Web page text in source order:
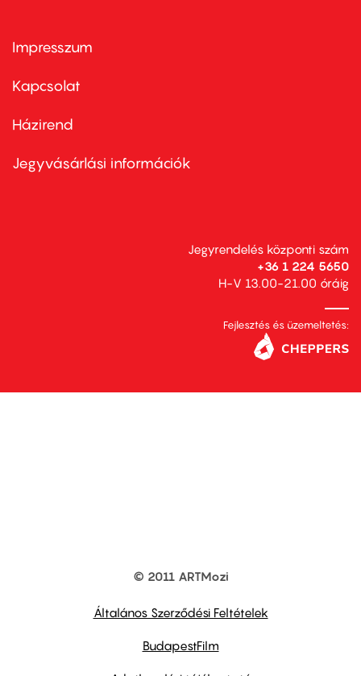
Footer
first
Impresszum
Kapcsolat
Footer
second
Házirend
Jegyvásárlási információk
Jegyrendelés központi szám
+36 1 224 5650
H-V 13.00-21.00 óráig
Fejlesztés és üzemeltetés:
© 2011 ARTMozi
Általános Szerződési Feltételek
BudapestFilm